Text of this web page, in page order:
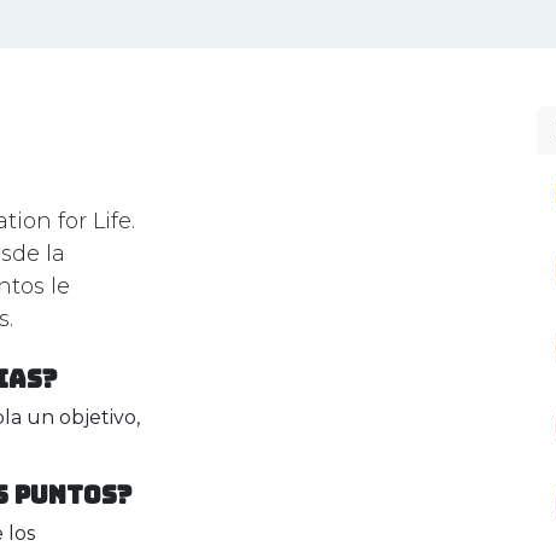
for Life.
la
le
un objetivo,
puntos?
los